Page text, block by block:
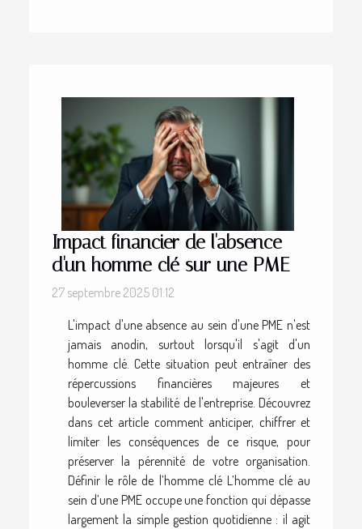
Impact financier de l'absence
d'un homme clé sur une PME
27 septembre 2025 01:12
L'impact d'une absence au sein d'une PME n'est
jamais anodin, surtout lorsqu'il s'agit d'un
homme clé. Cette situation peut entraîner des
répercussions financières majeures et
bouleverser la stabilité de l'entreprise. Découvrez
dans cet article comment anticiper, chiffrer et
limiter les conséquences de ce risque, pour
préserver la pérennité de votre organisation.
Définir le rôle de l’homme clé L’homme clé au
sein d’une PME occupe une fonction qui dépasse
largement la simple gestion quotidienne : il agit